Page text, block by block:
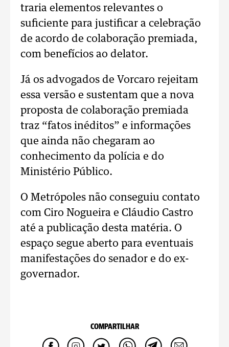
traria elementos relevantes o
suficiente para justificar a celebração
de acordo de colaboração premiada,
com benefícios ao delator.
Já os advogados de Vorcaro rejeitam
essa versão e sustentam que a nova
proposta de colaboração premiada
traz “fatos inéditos” e informações
que ainda não chegaram ao
conhecimento da polícia e do
Ministério Público.
O Metrópoles não conseguiu contato
com Ciro Nogueira e Cláudio Castro
até a publicação desta matéria. O
espaço segue aberto para eventuais
manifestações do senador e do ex-
governador.
COMPARTILHAR